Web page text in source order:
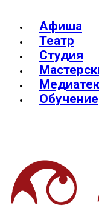
Афиша
Театр
Студия
Обучение